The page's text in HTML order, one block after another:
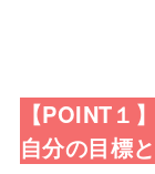
【POINT１
自分の目標